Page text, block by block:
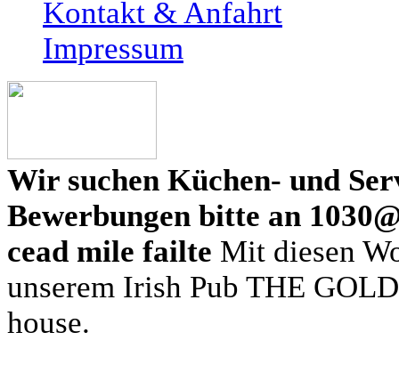
Kontakt & Anfahrt
Impressum
Wir suchen Küchen- und
Bewerbungen bitte an
cead mile failte Mit diesen
unserem Irish Pub THE
house.